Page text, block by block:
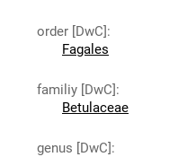
order [DwC]:
Fagales
familiy [DwC]:
Betulaceae
genus [DwC]: